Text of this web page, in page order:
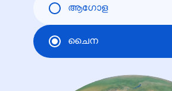
ആഗോള
ചൈന